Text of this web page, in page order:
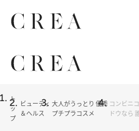
ト
ッ
プ
ビューティ
＆ヘルス
大人がうっとり 優秀
プチプラコスメ
コンビニ
ドウなら